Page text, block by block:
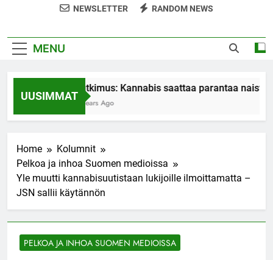
NEWSLETTER RANDOM NEWS
MENU
UUSIMMAT
Tutkimus: Kannabis saattaa parantaa naisten
7 Years Ago
Home
Kolumnit
Pelkoa ja inhoa Suomen medioissa
Yle muutti kannabisuutistaan lukijoille ilmoittamatta –
JSN sallii käytännön
PELKOA JA INHOA SUOMEN MEDIOISSA